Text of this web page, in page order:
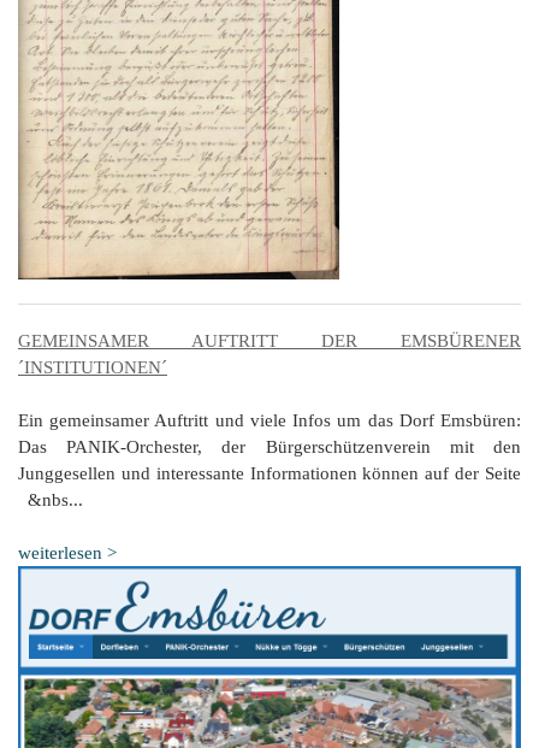
GEMEINSAMER AUFTRITT DER EMSBÜRENER
´INSTITUTIONEN´
Ein gemeinsamer Auftritt und viele Infos um das Dorf Emsbüren:
Das PANIK-Orchester, der Bürgerschützenverein mit den
Junggesellen und interessante Informationen können auf der Seite
&nbs...
weiterlesen >